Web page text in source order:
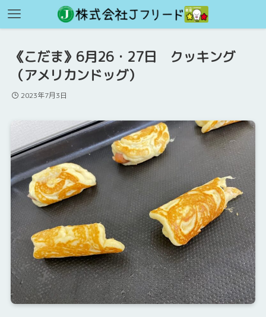
《こだま》6月26・27日 クッキング
（アメリカンドッグ）
2023年7月3日